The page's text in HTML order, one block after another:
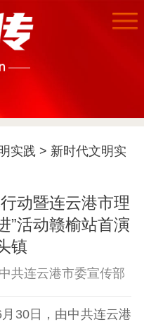
告
度
信息公开指南
实践 > 新时代文明实
动暨连云港市理
”活动赣榆站首演
镇
共连云港市委宣传部
30日，由中共连云港